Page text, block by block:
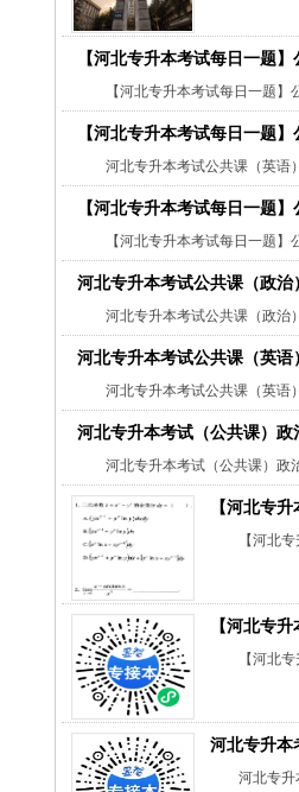
【河北专升本考试每日一题
【河北专升本考试每日一题】
【河北专升本考试每日一题
河北专升本考试公共课（英语
【河北专升本考试每日一题
【河北专升本考试每日一题】
河北专升本考试公共课（政治
河北专升本考试公共课（政治
河北专升本考试公共课（英语
河北专升本考试公共课（英语
河北专升本考试（公共课）政
河北专升本考试（公共课）政
【河北专
【河北
【河北专
【河北
河北专升本
河北专升